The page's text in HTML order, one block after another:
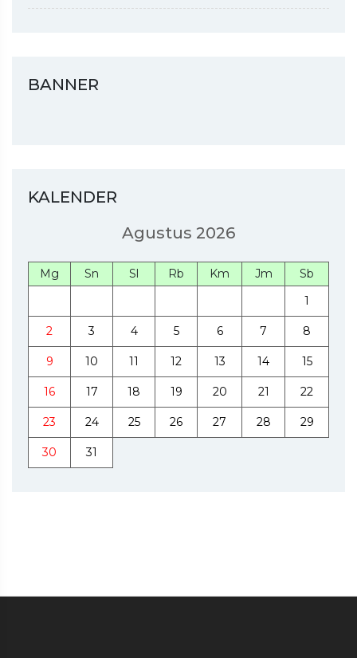
BANNER
KALENDER
Agustus 2026
Mg Sn Sl Rb Km Jm
Sb
1
2 3 4 5 6 7 8
9 10 11 12 13 14 15
16 17 18 19 20 21 22
23 24 25 26 27 28 29
30 31